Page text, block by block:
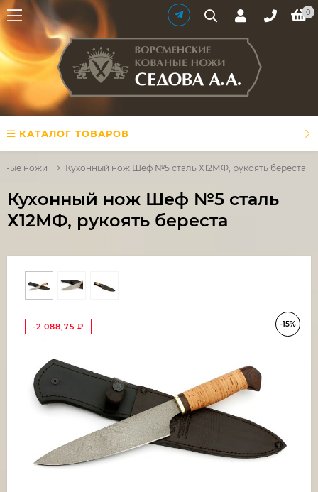
0
КАТАЛОГ ТОВАРОВ
ножи Кухонный нож Шеф №5 сталь Х12МФ, рукоять береста
Кухонный нож Шеф №5 сталь
Х12МФ, рукоять береста
-15%
-2 088,75 ₽